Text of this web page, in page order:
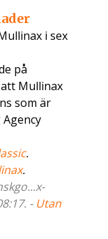
i sex
på
Mullinax
som är
.
.
- Utan